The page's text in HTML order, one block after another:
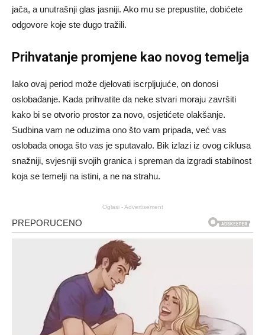
jača, a unutrašnji glas jasniji. Ako mu se prepustite, dobićete
odgovore koje ste dugo tražili.
Prihvatanje promjene kao novog temelja
Iako ovaj period može djelovati iscrpljujuće, on donosi
oslobađanje. Kada prihvatite da neke stvari moraju završiti
kako bi se otvorio prostor za novo, osjetićete olakšanje.
Sudbina vam ne oduzima ono što vam pripada, već vas
oslobađa onoga što vas je sputavalo. Bik izlazi iz ovog ciklusa
snažniji, svjesniji svojih granica i spreman da izgradi stabilnost
koja se temelji na istini, a ne na strahu.
Oglasi - Advertisement